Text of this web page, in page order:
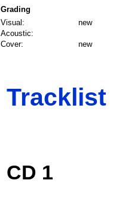
Grading
Visual:
new
Acoustic:
Cover:
new
Tracklist
CD 1